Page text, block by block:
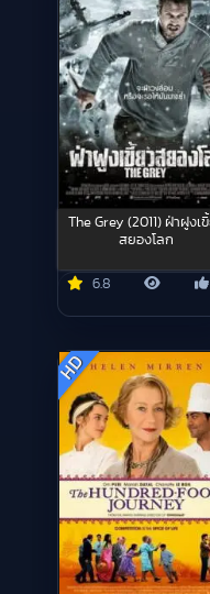
The Grey (2011) ฝ่าฝูงเ
สยองโลก
6.8
HD